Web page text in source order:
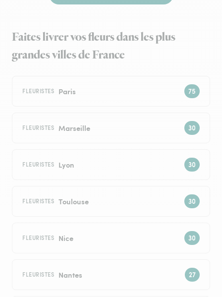
Faites livrer vos fleurs dans les plus
grandes villes de France
FLEURISTES Paris
FLEURISTES Marseille
FLEURISTES Lyon
FLEURISTES Toulouse
FLEURISTES Nice
FLEURISTES Nantes